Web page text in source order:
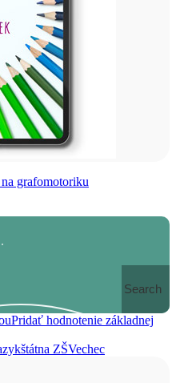
Search
Pridať hodnotenie základnej
štátna ZŠVechec